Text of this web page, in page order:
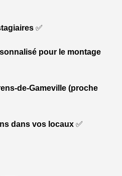
✅
pour le montage
de-Gameville (proche
dans vos locaux ✅